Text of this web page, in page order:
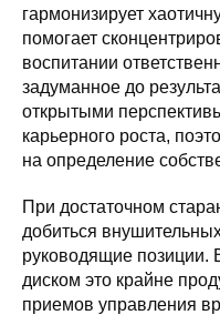
гармонизирует
помогает
воспитании
задуманное до
открытыми
карьерного роста,
на определение
При достаточном
добиться
руководящие позиции.
диском это крайне
приемов управления